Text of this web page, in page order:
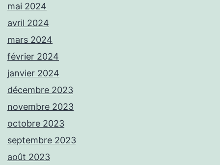
mai 2024
avril 2024
mars 2024
février 2024
janvier 2024
décembre 2023
novembre 2023
octobre 2023
septembre 2023
août 2023